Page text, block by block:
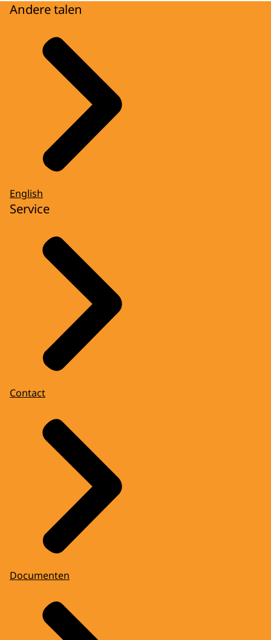
Andere talen
English
Service
Contact
Documenten